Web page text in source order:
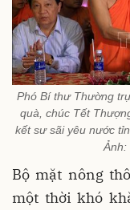
Phó Bí thư Thường
quà, chúc Tết
kết sư sãi yêu nước
Ảnh:
Bộ mặt nông
một thời khó